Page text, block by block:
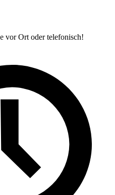
vor Ort oder telefonisch!